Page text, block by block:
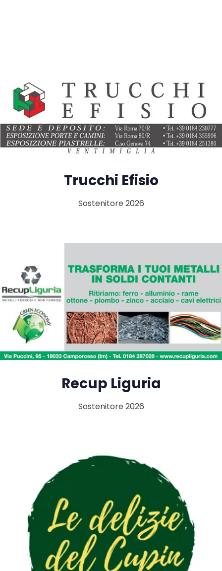
Trucchi Efisio
Sostenitore 2026
Recup Liguria
Sostenitore 2026